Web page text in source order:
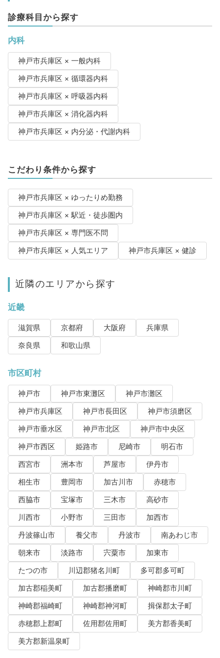
診療科目から探す
内科
神戸市兵庫区 × 一般内科
神戸市兵庫区 × 循環器内科
神戸市兵庫区 × 呼吸器内科
神戸市兵庫区 × 消化器内科
神戸市兵庫区 × 内分泌・代謝内科
こだわり条件から探す
神戸市兵庫区 × ゆったりめ勤務
神戸市兵庫区 × 駅近・徒歩圏内
神戸市兵庫区 × 専門医不問
神戸市兵庫区 × 人気エリア
神戸市兵庫区 × 健診
近隣のエリアから探す
近畿
滋賀県 京都府 大阪府
兵庫県
奈良県
和歌山県
市区町村
神戸市 神戸市東灘区
神戸市灘区
神戸市兵庫区
神戸市長田区
神戸市須磨区
神戸市垂水区
神戸市北区
神戸市中央区
神戸市西区
姫路市 尼崎市
明石市
西宮市
洲本市 芦屋市
伊丹市
相生市
豊岡市 加古川市
赤穂市
西脇市
宝塚市 三木市
高砂市
川西市
小野市 三田市
加西市
丹波篠山市
養父市 丹波市
南あわじ市
朝来市
淡路市 宍粟市
加東市
たつの市
川辺郡猪名川町
多可郡多可町
加古郡稲美町
加古郡播磨町
神崎郡市川町
神崎郡福崎町
神崎郡神河町
揖保郡太子町
赤穂郡上郡町
佐用郡佐用町
美方郡香美町
美方郡新温泉町